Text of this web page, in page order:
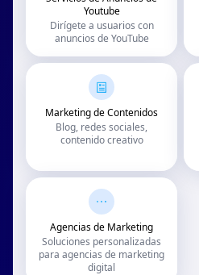
Youtube
Dirígete a usuarios con
anuncios de YouTube
Marketing de Contenidos
Blog, redes sociales,
contenido creativo
Agencias de Marketing
Soluciones personalizadas
para agencias de marketing
digital